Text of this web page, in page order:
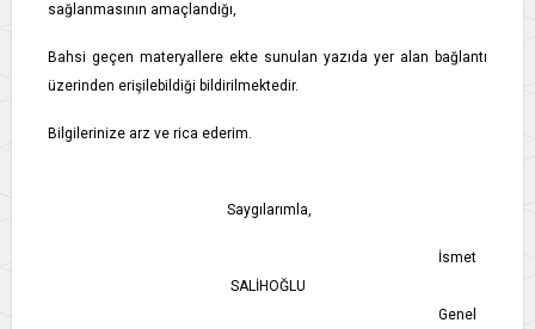
sağlanmasının amaçlandığı,
Bahsi geçen materyallere ekte sunulan yazıda yer alan bağlantı
üzerinden erişilebildiği bildirilmektedir.
Bilgilerinize arz ve rica ederim.
Saygılarımla,
İsmet
SALİHOĞLU
Genel